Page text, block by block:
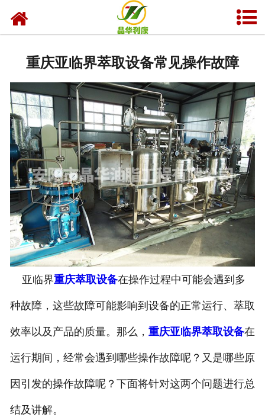
业务及应用
工程业绩
技术资料
新闻中心
关于晶华
联系我们
重庆亚临界萃取设备常见操作故障
亚临界重庆萃取设备在操作过程中可能会遇到多
种故障，这些故障可能影响到设备的正常运行、萃取
效率以及产品的质量。那么， 重庆亚临界萃取设备在
运行期间，经常会遇到哪些操作故障呢？又是哪些原
因引发的操作故障呢？下面将针对这两个问题进行总
结及讲解。